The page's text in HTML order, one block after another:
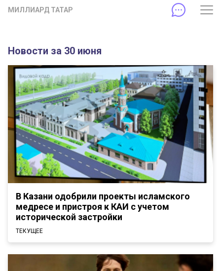
МИЛЛИАРД ТАТАР
Новости за 30 июня
В Казани одобрили проекты исламского
медресе и пристроя к КАИ с учетом
исторической застройки
ТЕКУЩЕЕ